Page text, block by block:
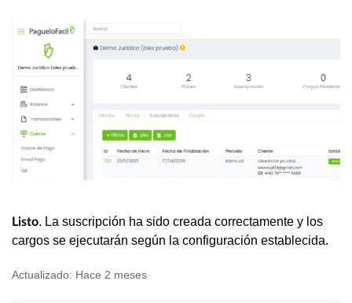
Listo. La suscripción ha sido creada correctamente y los
cargos se ejecutarán según la configuración establecida.
Actualizado: Hace 2 meses